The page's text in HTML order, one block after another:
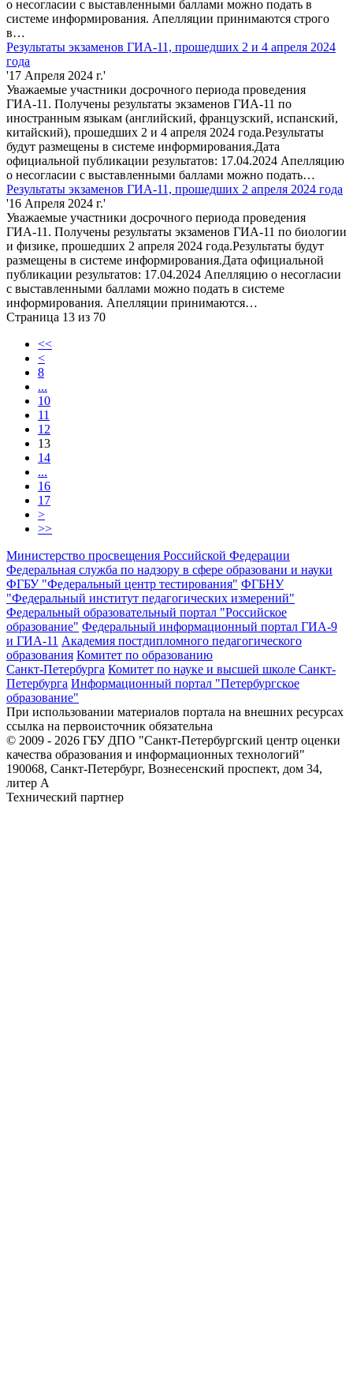
о несогласии с выставленными баллами можно подать в
системе информирования. Апелляции принимаются строго
в…
Результаты экзаменов ГИА-11, прошедших 2 и 4 апреля 2024
года
'17 Апреля 2024 г.'
Уважаемые участники досрочного периода проведения
ГИА-11. Получены результаты экзаменов ГИА-11 по
иностранным языкам (английский, французский, испанский,
китайский), прошедших 2 и 4 апреля 2024 года.Результаты
будут размещены в системе информирования.Дата
официальной публикации результатов: 17.04.2024 Апелляцию
о несогласии с выставленными баллами можно подать…
Результаты экзаменов ГИА-11, прошедших 2 апреля 2024 года
'16 Апреля 2024 г.'
Уважаемые участники досрочного периода проведения
ГИА-11. Получены результаты экзаменов ГИА-11 по биологии
и физике, прошедших 2 апреля 2024 года.Результаты будут
размещены в системе информирования.Дата официальной
публикации результатов: 17.04.2024 Апелляцию о несогласии
с выставленными баллами можно подать в системе
информирования. Апелляции принимаются…
Страница 13 из 70
<<
<
8
...
10
11
12
13
14
...
16
17
>
>>
Министерство просвещения Российской Федерации
Федеральная служба по надзору в сфере образовани и науки
ФГБУ "Федеральный центр тестирования" ФГБНУ
"Федеральный институт педагогических измерений"
Федеральный образовательный портал "Российское
образование" Федеральный информационный портал ГИА-9
и ГИА-11 Академия постдипломного педагогического
образования Комитет по образованию
Санкт-Петербурга Комитет по науке и высшей школе Санкт-
Петербурга Информационный портал "Петербургское
образование"
При использовании материалов портала на внешних ресурсах
ссылка на первоисточник обязательна
© 2009 - 2026 ГБУ ДПО "Санкт-Петербургский центр оценки
качества образования и информационных технологий"
190068, Санкт-Петербург, Вознесенский проспект, дом 34,
литер А
Технический партнер